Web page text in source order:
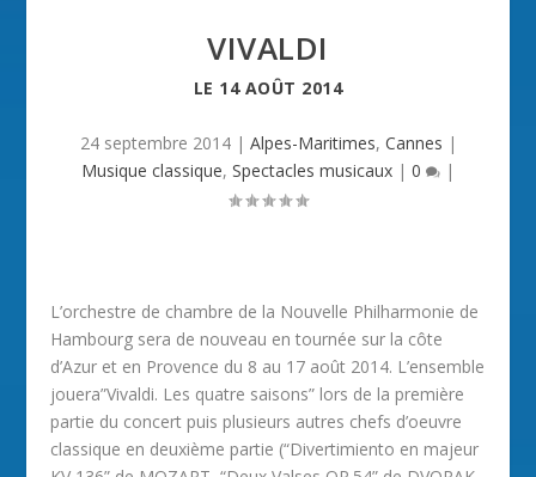
VIVALDI
LE 14 AOÛT 2014
24 septembre 2014| Alpes-Maritimes, Cannes |
Musique classique, Spectacles musicaux | 0 |
L’orchestre de chambre de la Nouvelle Philharmonie de
Hambourg sera de nouveau en tournée sur la côte
d’Azur et en Provence du 8 au 17 août 2014. L’ensemble
jouera”Vivaldi. Les quatre saisons” lors de la première
partie du concert puis plusieurs autres chefs d’oeuvre
classique en deuxième partie (“Divertimiento en majeur